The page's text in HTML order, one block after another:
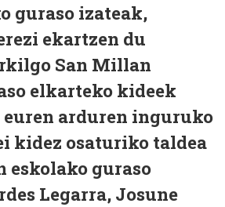
guraso izateak,
ekartzen du
San Millan
elkarteko kideek
arduren inguruko
kidez osaturiko taldea
eskolako guraso
Legarra, Josune